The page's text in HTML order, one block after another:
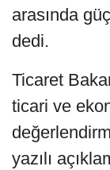
arasında
dedi.
Ticaret
ticari ve
yazılı